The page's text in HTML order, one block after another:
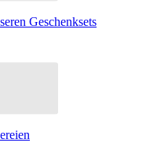
Geschenksets